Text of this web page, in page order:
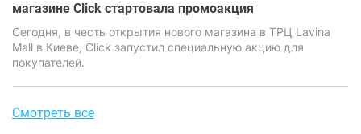
магазине Click стартовала промоакция
Сегодня, в честь открытия нового магазина в ТРЦ Lavina
Mall в Киеве, Click запустил специальную акцию для
покупателей.
Смотреть все